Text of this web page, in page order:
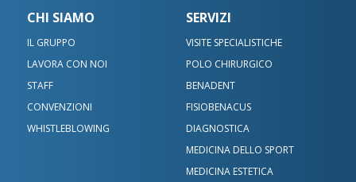
CHI SIAMO
IL GRUPPO
LAVORA CON NOI
STAFF
CONVENZIONI
WHISTLEBLOWING
SERVIZI
VISITE SPECIALISTICHE
POLO CHIRURGICO
BENADENT
FISIOBENACUS
DIAGNOSTICA
MEDICINA DELLO SPORT
MEDICINA ESTETICA